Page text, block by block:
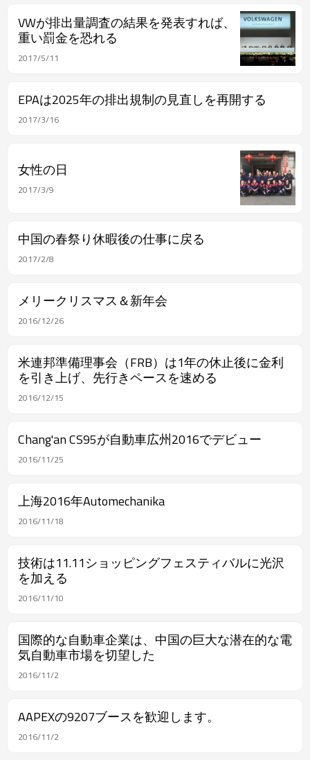
VWが排出量調査の結果を発表すれば、
重い罰金を恐れる
2017/5/11
EPAは2025年の排出規制の見直しを再開する
2017/3/16
女性の日
2017/3/9
中国の春祭り休暇後の仕事に戻る
2017/2/8
メリークリスマス＆新年会
2016/12/26
米連邦準備理事会（FRB）は1年の休止後に金利
を引き上げ、先行きペースを速める
2016/12/15
Chang'an CS95が自動車広州2016でデビュー
2016/11/25
上海2016年Automechanika
2016/11/18
技術は11.11ショッピングフェスティバルに光沢
を加える
2016/11/10
国際的な自動車企業は、中国の巨大な潜在的な電
気自動車市場を切望した
2016/11/2
AAPEXの9207ブースを歓迎します。
2016/11/2